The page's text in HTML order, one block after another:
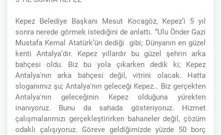
Kepez Belediye Başkanı Mesut Kocagöz, Kepez’i 5 yıl
sonra nerede görmek istediğini de anlattı. “Ulu Önder Gazi
Mustafa Kemal Atatürk’ün dediği gibi; Dünyanın en güzel
kenti Antalya’dır. Kepez yıllardır bu güzel şehrin arka
bahçesi oldu. Biz bu yola çıkarken dedik ki; Kepez
Antalya'nın arka bahçesi değil, vitrini olacak. Hatta
sloganımız şu; Antalya'nın geleceği Kepez… Biz gerçekten
Antalya'nın geleceğinin Kepez olduğuna yürekten
inanıyoruz. Bunu da sahada gösteriyoruz. Hizmet
çalışmalarımızı gerçekleştirirken bahaneler değil, çözüm
odaklı çalışıyoruz. Göreve geldiğimizde yüzde 50 borç